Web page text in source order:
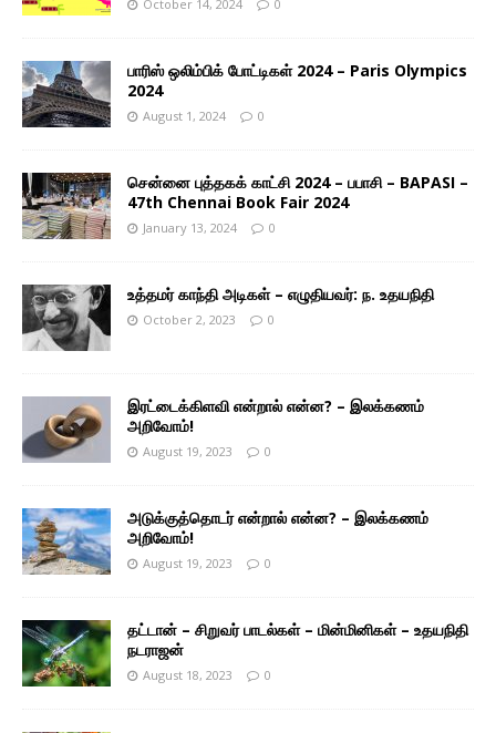
October 14, 2024 0
பாரிஸ் ஒலிம்பிக் போட்டிகள் 2024 – Paris Olympics
2024
August 1, 2024 0
சென்னை புத்தகக் காட்சி 2024 – பபாசி – BAPASI –
47th Chennai Book Fair 2024
January 13, 2024 0
உத்தமர் காந்தி அடிகள் – எழுதியவர்: ந. உதயநிதி
October 2, 2023 0
இரட்டைக்கிளவி என்றால் என்ன? – இலக்கணம்
அறிவோம்!
August 19, 2023 0
அடுக்குத்தொடர் என்றால் என்ன? – இலக்கணம்
அறிவோம்!
August 19, 2023 0
தட்டான் – சிறுவர் பாடல்கள் – மின்மினிகள் – உதயநிதி
நடராஜன்
August 18, 2023 0